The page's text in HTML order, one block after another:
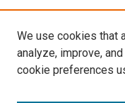
We use cookies that
analyze, improve,
cookie preferences